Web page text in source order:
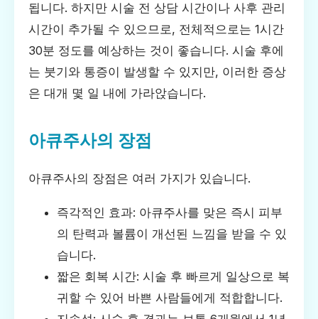
됩니다. 하지만 시술 전 상담 시간이나 사후 관리
시간이 추가될 수 있으므로, 전체적으로는 1시간
30분 정도를 예상하는 것이 좋습니다. 시술 후에
는 붓기와 통증이 발생할 수 있지만, 이러한 증상
은 대개 몇 일 내에 가라앉습니다.
아큐주사의 장점
아큐주사의 장점은 여러 가지가 있습니다.
즉각적인 효과: 아큐주사를 맞은 즉시 피부
의 탄력과 볼륨이 개선된 느낌을 받을 수 있
습니다.
짧은 회복 시간: 시술 후 빠르게 일상으로 복
귀할 수 있어 바쁜 사람들에게 적합합니다.